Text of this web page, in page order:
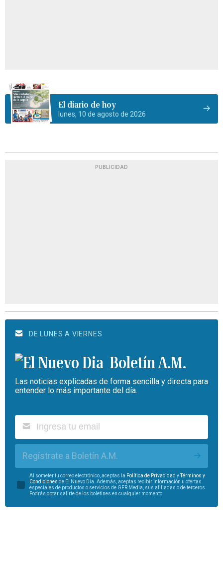
El diario de hoy
lunes, 10 de agosto de 2026
PUBLICIDAD
DE LUNES A VIERNES
Boletín A.M.
Las noticias explicadas de forma sencilla y directa para
entender lo más importante del día.
Regístrate a Boletín A.M.
Al someter tu correo electrónico, aceptas la Política de Privacidad yTérminos y
Condiciones de El Nuevo Día. Además, aceptas recibir información u ofertas
especiales de productos o servicios de GFR Media, sus afiliadas o de terceros.
Podrás optar salirte de los boletines en cualquier momento.